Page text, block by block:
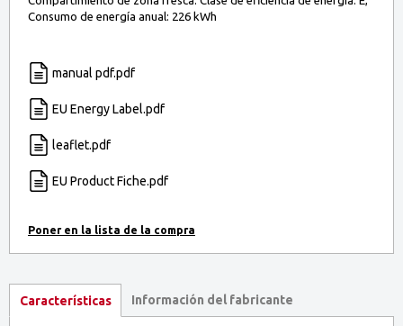
Consumo de energía anual: 226 kWh
manual pdf.pdf
EU Energy Label.pdf
leaflet.pdf
EU Product Fiche.pdf
Características Información del fabricante